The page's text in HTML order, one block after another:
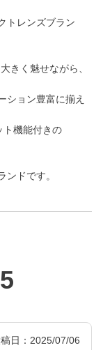
トレンズブラン
きく魅せながら、
ション豊富に揃え
ト機能付きの
ンドです。
5
日：2025/07/06